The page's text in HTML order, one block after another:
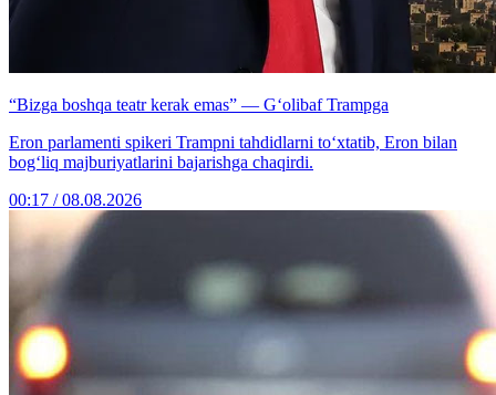
“Bizga boshqa teatr kerak emas” — G‘olibaf Trampga
Eron parlamenti spikeri Trampni tahdidlarni to‘xtatib, Eron bilan
bog‘liq majburiyatlarini bajarishga chaqirdi.
00:17 / 08.08.2026